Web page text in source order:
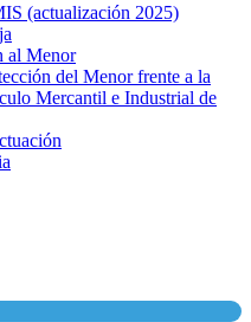
(actualización 2025)
al Menor
del Menor frente a la
Mercantil e Industrial de